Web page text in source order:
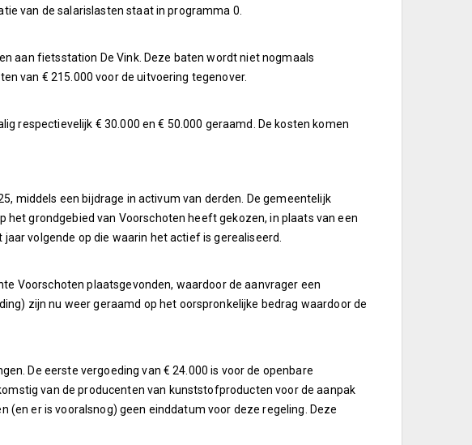
van de salarislasten staat in programma 0.
aan fietsstation De Vink. Deze baten wordt niet nogmaals
van € 215.000 voor de uitvoering tegenover.
respectievelijk € 30.000 en € 50.000 geraamd. De kosten komen
middels een bijdrage in activum van derden. De gemeentelijk
grondgebied van Voorschoten heeft gekozen, in plaats van een
volgende op die waarin het actief is gerealiseerd.
Voorschoten plaatsgevonden, waardoor de aanvrager een
zijn nu weer geraamd op het oorspronkelijke bedrag waardoor de
De eerste vergoeding van € 24.000 is voor de openbare
van de producenten van kunststofproducten voor de aanpak
er is vooralsnog) geen einddatum voor deze regeling. Deze